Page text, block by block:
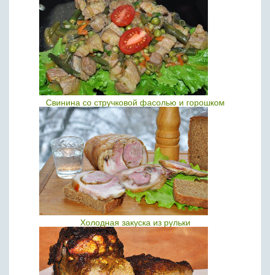
Свинина со стручковой фасолью и горошком
Холодная закуска из рульки